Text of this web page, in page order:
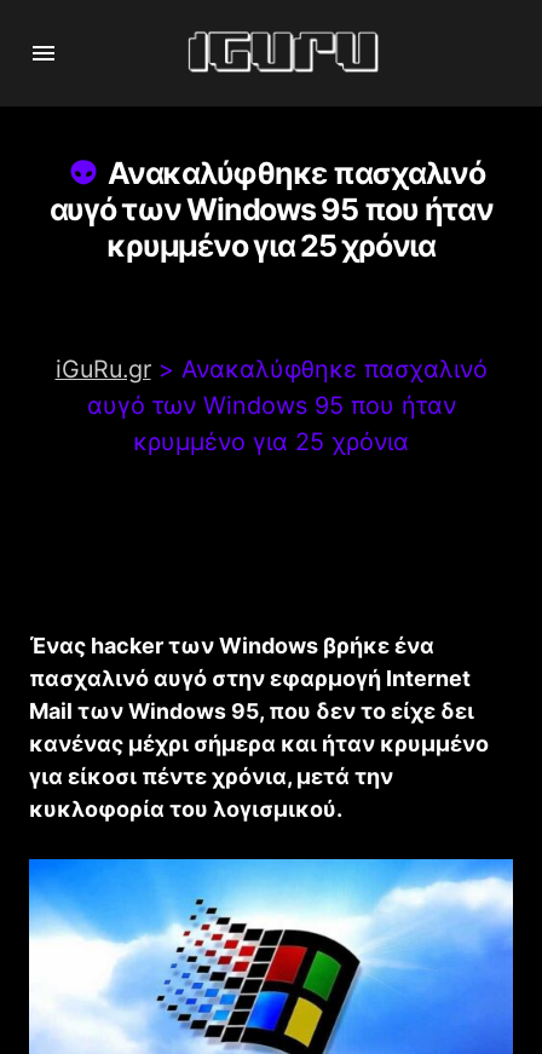
Ανακαλύφθηκε πασχαλινό
αυγό των Windows 95 που ήταν
κρυμμένο για 25 χρόνια
iGuRu.gr> Ανακαλύφθηκε πασχαλινό
αυγό των Windows 95 που ήταν
κρυμμένο για 25 χρόνια
Ένας hacker των Windows βρήκε ένα
πασχαλινό αυγό στην εφαρμογή Internet
Mail τωνWindows 95, που δεν το είχε δει
κανένας μέχρι σήμερα και ήταν κρυμμένο
για είκοσι πέντε χρόνια, μετά την
κυκλοφορία του λογισμικού.